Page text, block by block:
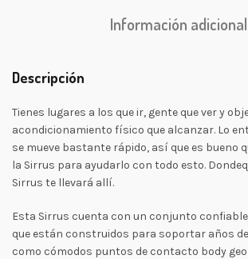
Información adicional
Descripción
Tienes lugares a los que ir, gente que ver y
acondicionamiento físico que alcanzar. Lo
se mueve bastante rápido, así que es bueno
la Sirrus para ayudarlo con todo esto.
Sirrus te llevará allí.
Esta Sirrus cuenta con un conjunto
que están construidos para soportar años
como cómodos puntos de contacto body